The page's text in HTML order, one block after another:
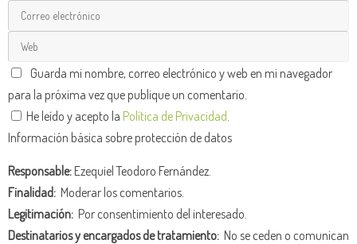
Guarda mi nombre, correo electrónico y web en mi navegador
para la próxima vez que publique un comentario.
He leído y acepto la Política de Privacidad
Información básica sobre protección de datos
Responsable:Ezequiel Teodoro Fernández.
Finalidad: Moderar los comentarios.
Legitimación: Por consentimiento del interesado.
Destinatarios y encargados de tratamiento: No se ceden o comunican